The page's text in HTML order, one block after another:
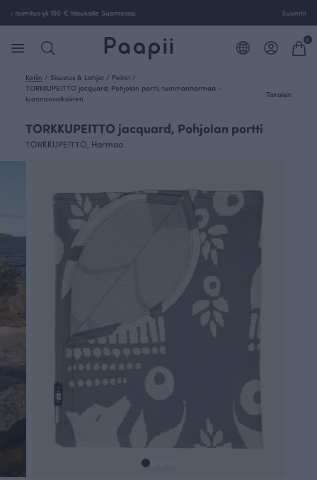
Ilmainen toimitus yli 100 € tilauksille Suomessa.
0
Kotiin / Sisustus & Lahjat / Peitot /
TORKKUPEITTO jacquard, Pohjolan portti, tummanharmaa -
luonnonvalkoinen
Takaisin
TORKKUPEITTO jacquard, Pohjolan portti
TORKKUPEITTO, Harmaa